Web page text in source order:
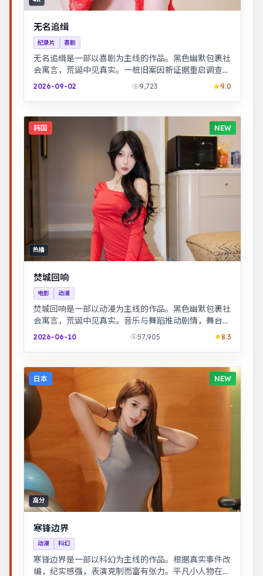
无名追缉
纪录片 喜剧
无名追缉是一部以喜剧为主线的作品。黑色幽默包裹社
会寓言，荒诞中见真实。一桩旧案因新证据重启调查，
真相远比表面更加残酷。
2026-09-02 9,723 9.0
韩国 NEW
热播
焚城回响
电影 动漫
焚城回响是一部以动漫为主线的作品。黑色幽默包裹社
会寓言，荒诞中见真实。音乐与舞蹈推动剧情，舞台感
强，视听体验突出。
2026-06-10 57,905 8.3
日本 NEW
高分
寒锋边界
动漫 科幻
寒锋边界是一部以科幻为主线的作品。根据真实事件改
编，纪实感强，表演克制而富有张力。平凡小人物在时